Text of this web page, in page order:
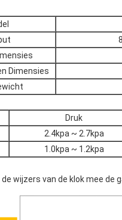
Dimensies
Druk
2.4kpa ~ 2.7kpa
1.0kpa ~ 1.2kpa
wijzers van de klok mee